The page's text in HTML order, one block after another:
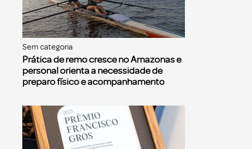
Sem categoria
Prática de remo cresce no Amazonas e
personal orienta a necessidade de
preparo físico e acompanhamento